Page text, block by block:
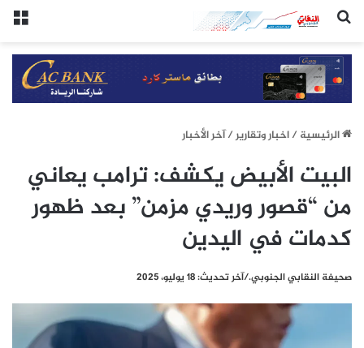
(النقابي الجنوبي:/خاص.)
الرئيسيِة/اخبار وتقارير/آخر الأخبار
البيت الأبيض يكشف: ترامب يعاني
من “قصور وريدي مزمن” بعد ظهور
كدمات في اليدين
صحيفة النقابي الجنوبي./آخر تحديث: 18 يوليو، 2025